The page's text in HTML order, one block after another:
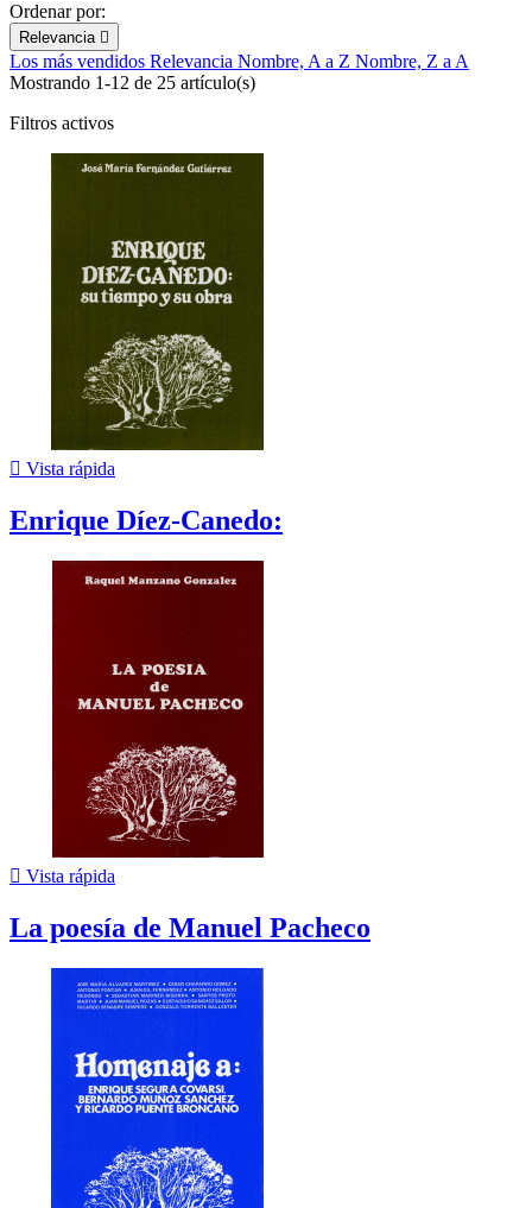
Ordenar por:
Relevancia 
Los más vendidos Relevancia Nombre, A a Z Nombre, Z a A
Mostrando 1-12 de 25 artículo(s)
Filtros activos
 Vista rápida
Enrique Díez-Canedo:
 Vista rápida
La poesía de Manuel Pacheco